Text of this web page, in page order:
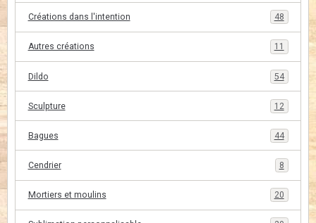
Créations dans l'intention 48
Autres créations 11
Dildo 54
Sculpture 12
Bagues 44
Cendrier 8
Mortiers et moulins 20